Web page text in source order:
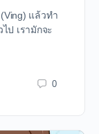
แล้วทำ
ป เรามักจะ
0